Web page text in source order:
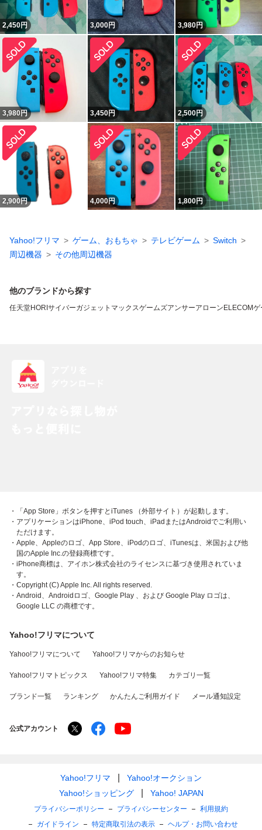
2,450円 3,000円 3,980円
3,980円 3,450円 2,500円
2,900円 4,000円 1,800円
Yahoo!フリマ ゲーム、おもちゃ テレビゲーム
Switch
周辺機器
その他周辺機器
他のブランドから探す
任天堂HORI サイバーガジェット マックスゲームズアンサーアローン ELECOMゲ
・「App Store」ボタンを押すとiTunes （外部サイト）が起動します。
・アプリケーションはiPhone、iPod touch、iPadまたはAndroidでご利用い
ただけます。
・Apple、Appleのロゴ、App Store、iPodのロゴ、iTunesは、米国および他
国のApple Inc.の登録商標です。
・iPhone商標は、アイホン株式会社のライセンスに基づき使用されていま
す。
・Copyright (C) Apple Inc. All rights reserved.
・Android、Androidロゴ、Google Play 、および Google Play ロゴは、
Google LLC の商標です。
Yahoo!フリマについて
Yahoo!フリマについて Yahoo!フリマからのお知らせ
Yahoo!フリマトピックス Yahoo!フリマ特集 カテゴリ一覧
ブランド一覧 ランキング かんたんご利用ガイド メール通知設定
公式アカウント
Yahoo!フリマ
Yahoo!オークション
Yahoo!ショッピング
Yahoo! JAPAN
プライバシーポリシー プライバシーセンター
利用規約
ガイドライン
特定商取引法の表示 ヘルプ・お問い合わせ